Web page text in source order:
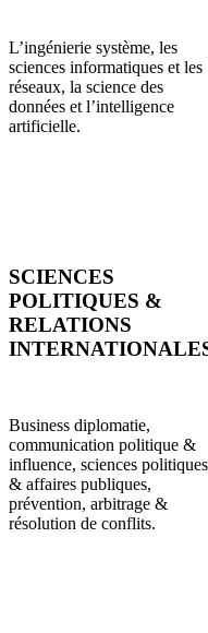
L’ingénierie système, les
sciences informatiques et les
réseaux, la science des
données et l’intelligence
artificielle.
SCIENCES
POLITIQUES &
RELATIONS
Business diplomatie,
communication politique &
influence, sciences politiques
& affaires publiques,
prévention, arbitrage &
résolution de conflits.